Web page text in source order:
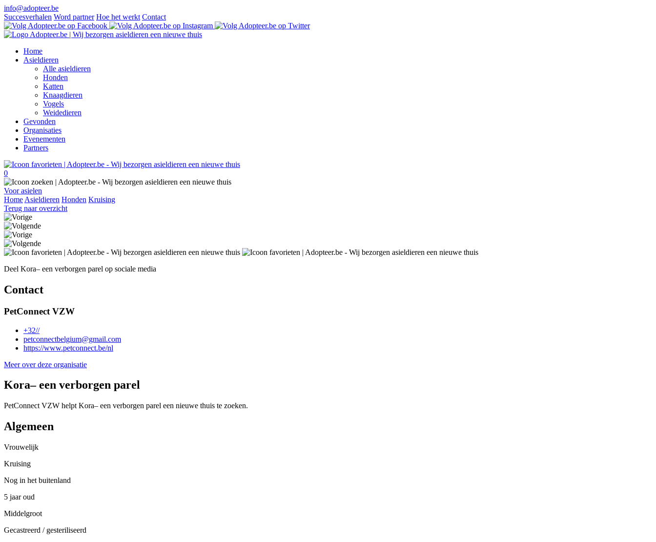
info@adopteer.be
Succesverhalen Word partner Hoe het werkt Contact
Home
Asieldieren
Alle asieldieren
Honden
Katten
Knaagdieren
Vogels
Weidedieren
Gevonden
Organisaties
Evenementen
Partners
0
Voor asielen
Home Asieldieren Honden Kruising
Terug naar overzicht
Deel Kora– een verborgen parel op sociale media
Contact
PetConnect VZW
+32//
petconnectbelgium@gmail.com
https://www.petconnect.be/nl
Meer over deze organisatie
Kora– een verborgen parel
PetConnect VZW helpt Kora– een verborgen parel een nieuwe thuis te zoeken.
Algemeen
Vrouwelijk
Kruising
Nog in het buitenland
5 jaar oud
Middelgroot
Gecastreerd / gesteriliseerd